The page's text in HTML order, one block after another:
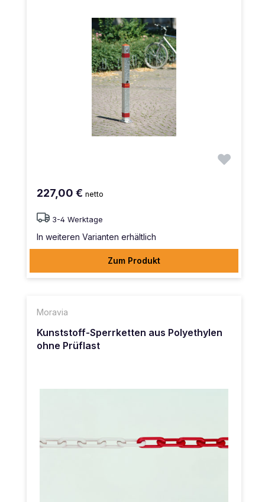
227,00 € netto
3-4 Werktage
In weiteren Varianten erhältlich
Zum Produkt
Moravia
Kunststoff-Sperrketten aus Polyethylen
ohne Prüflast